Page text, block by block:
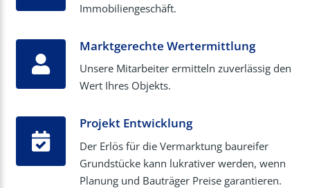
Immobiliengeschäft.
Marktgerechte Wertermittlung
Unsere Mitarbeiter ermitteln zuverlässig den
Wert Ihres Objekts.
Projekt Entwicklung
Der Erlös für die Vermarktung baureifer
Grundstücke kann lukrativer werden, wenn
Planung und Bauträger Preise garantieren.